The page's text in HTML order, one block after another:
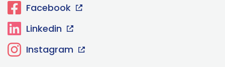
Facebook
Linkedin
Instagram